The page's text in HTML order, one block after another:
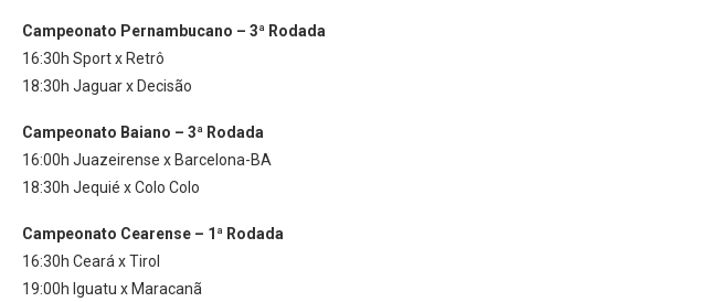
Campeonato Pernambucano – 3ª Rodada
16:30h Sport x Retrô
18:30h Jaguar x Decisão
Campeonato Baiano – 3ª Rodada
16:00h Juazeirense x Barcelona-BA
18:30h Jequié x Colo Colo
Campeonato Cearense – 1ª Rodada
16:30h Ceará x Tirol
19:00h Iguatu x Maracanã